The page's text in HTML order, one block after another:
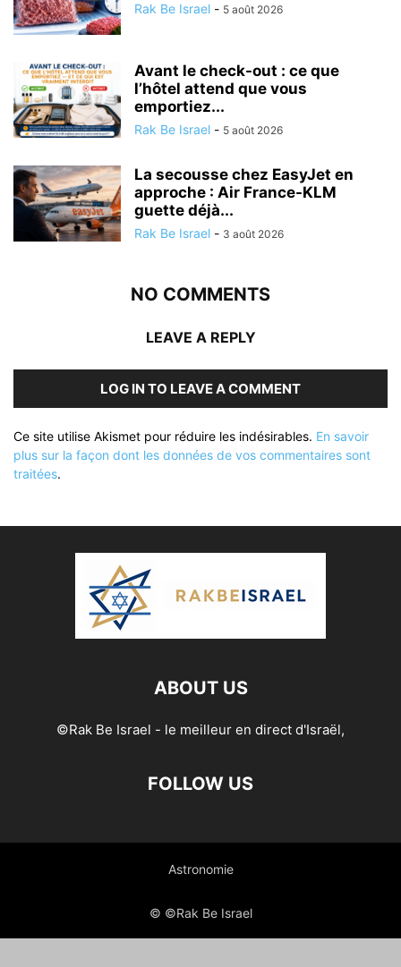
Rak Be Israel - 5 août 2026
Avant le check-out : ce que
l’hôtel attend que vous
emportiez...
Rak Be Israel - 5 août 2026
La secousse chez EasyJet en
approche : Air France-KLM
guette déjà...
Rak Be Israel - 3 août 2026
NO COMMENTS
LEAVE A REPLY
LOG IN TO LEAVE A COMMENT
Ce site utilise Akismet pour réduire les indésirables. En savoir
plus sur la façon dont les données de vos commentaires sont
traitées.
ABOUT US
©Rak Be Israel - le meilleur en direct d'Israël,
FOLLOW US
Astronomie
© ©Rak Be Israel